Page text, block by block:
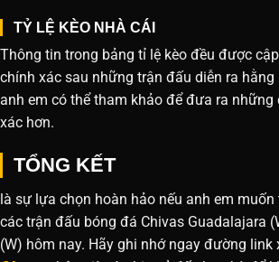
TỶ LỆ KÈO NHÀ CÁI
Thông tin trong bảng tỉ lệ kèo đều được
chính xác sau những trận đấu diễn ra hằng
anh em có thể tham khảo để đưa ra những
xác hơn.
TỔNG KẾT
là sự lựa chọn hoàn hảo nếu anh em
các trận đấu bóng đá Chivas Guadalajara
(W) hôm nay. Hãy ghi nhớ ngay đường link